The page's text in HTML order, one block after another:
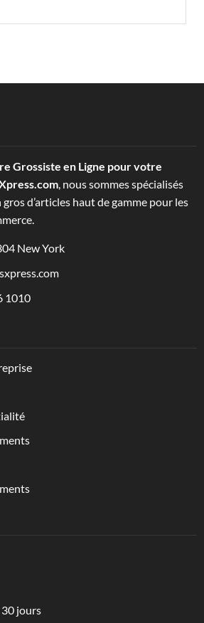
Grossiste en Ligne pour votre
, nous sommes spécialisés
d’articles haut de gamme pour les
New York
1010
jours